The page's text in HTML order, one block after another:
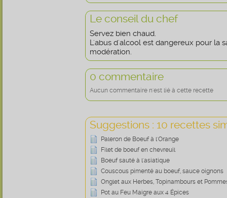
Le conseil du chef
Servez bien chaud.
L'abus d'alcool est dangereux pour la
modération.
0 commentaire
Aucun commentaire n'est lié à cette recette
Suggestions : 10 recettes
Paleron de Boeuf à l'Orange
Filet de boeuf en chevreuil
Boeuf sauté à l'asiatique
Couscous pimenté au boeuf, sauce oignons
Onglet aux Herbes, Topinambours et
Pot au Feu Maigre aux 4 Épices